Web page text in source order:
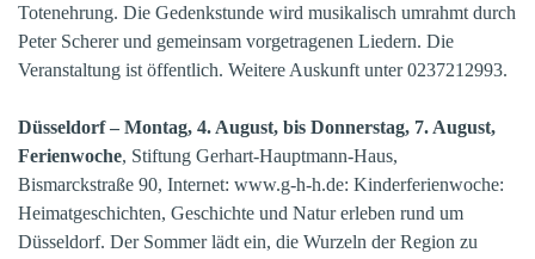
Totenehrung. Die Gedenkstunde wird musikalisch umrahmt durch
Peter Scherer und gemeinsam vorgetragenen Liedern. Die
Veranstaltung ist öffentlich. Weitere Auskunft unter 0237212993.
Düsseldorf – Montag, 4. August, bis Donnerstag, 7. August,
Ferienwoche, Stiftung Gerhart-Hauptmann-Haus,
Bismarckstraße 90, Internet: www.g-h-h.de: Kinderferienwoche:
Heimatgeschichten, Geschichte und Natur erleben rund um
Düsseldorf. Der Sommer lädt ein, die Wurzeln der Region zu